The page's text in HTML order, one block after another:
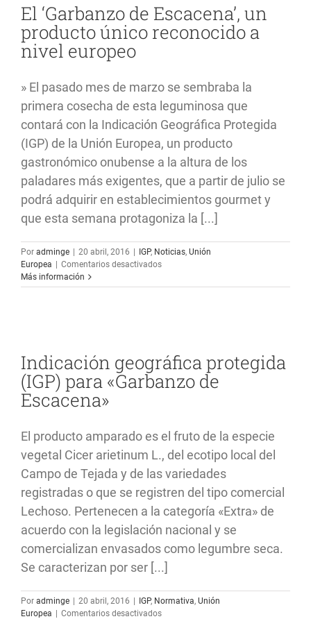
El ‘Garbanzo de Escacena’, un
producto único reconocido a
nivel europeo
» El pasado mes de marzo se sembraba la
primera cosecha de esta leguminosa que
contará con la Indicación Geográfica Protegida
(IGP) de la Unión Europea, un producto
gastronómico onubense a la altura de los
paladares más exigentes, que a partir de julio se
podrá adquirir en establecimientos gourmet y
que esta semana protagoniza la [...]
Por adminge 20 abril, 2016 IGP, Noticias, Unión
Europea
Comentarios desactivadosen
‘Garbanzo
reconocido
a
nivel
Más información
Indicación geográfica protegida
(IGP) para «Garbanzo de
Escacena»
El producto amparado es el fruto de la especie
vegetal Cicer arietinum L., del ecotipo local del
Campo de Tejada y de las variedades
registradas o que se registren del tipo comercial
Lechoso. Pertenecen a la categoría «Extra» de
acuerdo con la legislación nacional y se
comercializan envasados como legumbre seca.
Se caracterizan por ser [...]
Por adminge 20 abril, 2016 IGP, Normativa, Unión
Europea
Comentarios desactivadosen